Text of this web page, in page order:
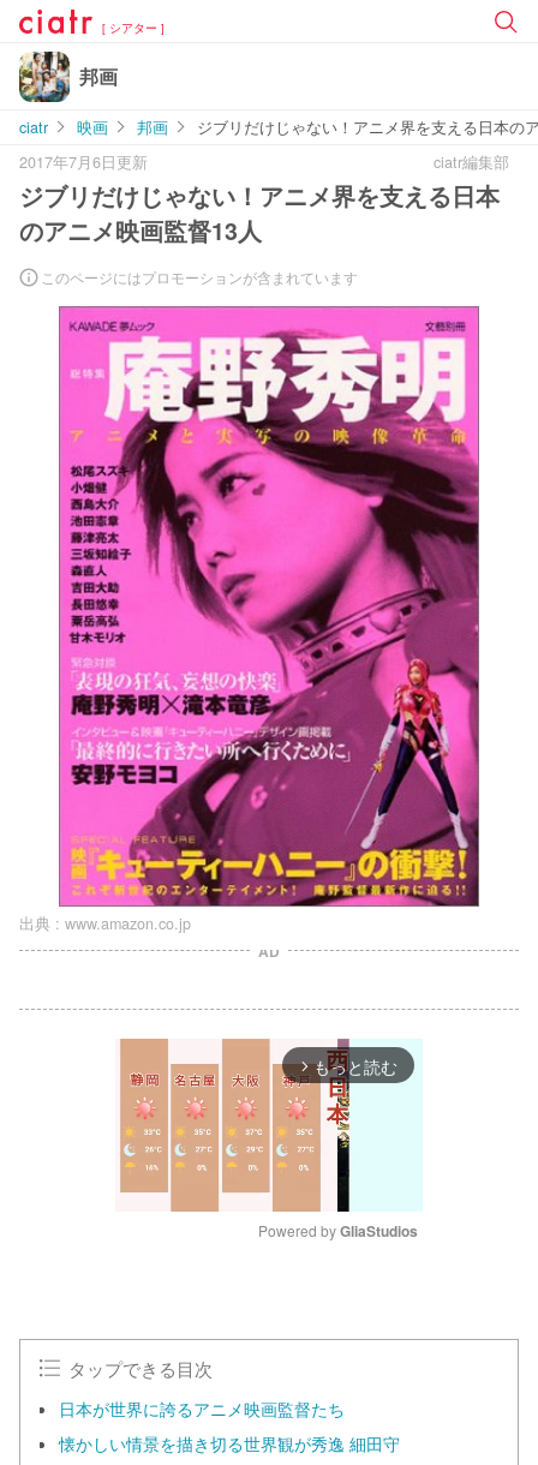
[ シアター ]
邦画
ciatr 映画 邦画
ジブリだけじゃない！アニメ界を支える日本の
2017年7月6日更新
ciatr編集部
ジブリだけじゃない！アニメ界を支える日本
のアニメ映画監督13人
このページにはプロモーションが含まれています
出典 : www.amazon.co.jp
AD
arrow_forward_ios もっと読む
Powered by GliaStudios
タップできる目次
日本が世界に誇るアニメ映画監督たち
懐かしい情景を描き切る世界観が秀逸 細田守